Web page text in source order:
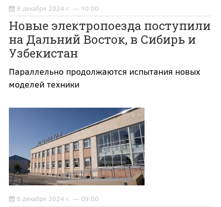
8 декабря 2024 г. — 10:00
Новые электропоезда поступили
на Дальний Восток, в Сибирь и
Узбекистан
Параллельно продолжаются испытания новых
моделей техники
6 декабря 2024 г. — 09:00